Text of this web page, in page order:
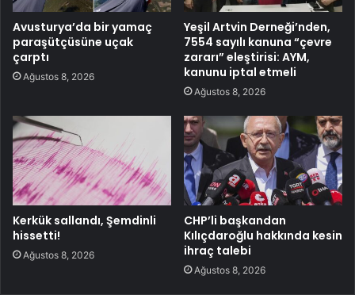
Avusturya’da bir yamaç
paraşütçüsüne uçak
çarptı
Ağustos 8, 2026
Yeşil Artvin Derneği’nden,
7554 sayılı kanuna “çevre
zararı” eleştirisi: AYM,
kanunu iptal etmeli
Ağustos 8, 2026
Kerkük sallandı, Şemdinli
hissetti!
Ağustos 8, 2026
CHP’li başkandan
Kılıçdaroğlu hakkında kesin
ihraç talebi
Ağustos 8, 2026